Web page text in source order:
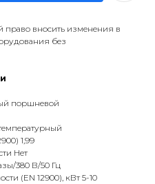
право вносить изменения в
без
поршневой
1,99
Нет
380 В/50 Гц
(EN 12900), кВт 5-10